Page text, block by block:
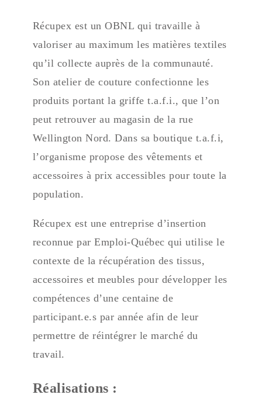
Récupex est un OBNL qui travaille à
valoriser au maximum les matières textiles
qu’il collecte auprès de la communauté.
Son atelier de couture confectionne les
produits portant la griffe t.a.f.i., que l’on
peut retrouver au magasin de la rue
Wellington Nord. Dans sa boutique t.a.f.i,
l’organisme propose des vêtements et
accessoires à prix accessibles pour toute la
population.
Récupex est une entreprise d’insertion
reconnue par Emploi-Québec qui utilise le
contexte de la récupération des tissus,
accessoires et meubles pour développer les
compétences d’une centaine de
participant.e.s par année afin de leur
permettre de réintégrer le marché du
travail.
Réalisations :